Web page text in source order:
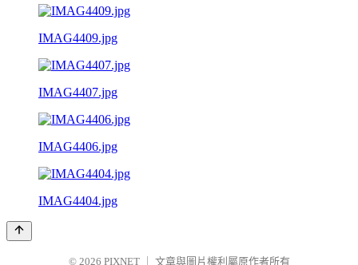
IMAG4409.jpg
IMAG4407.jpg
IMAG4406.jpg
IMAG4404.jpg
© 2026 PIXNET 文章與圖片權利屬原作者所有